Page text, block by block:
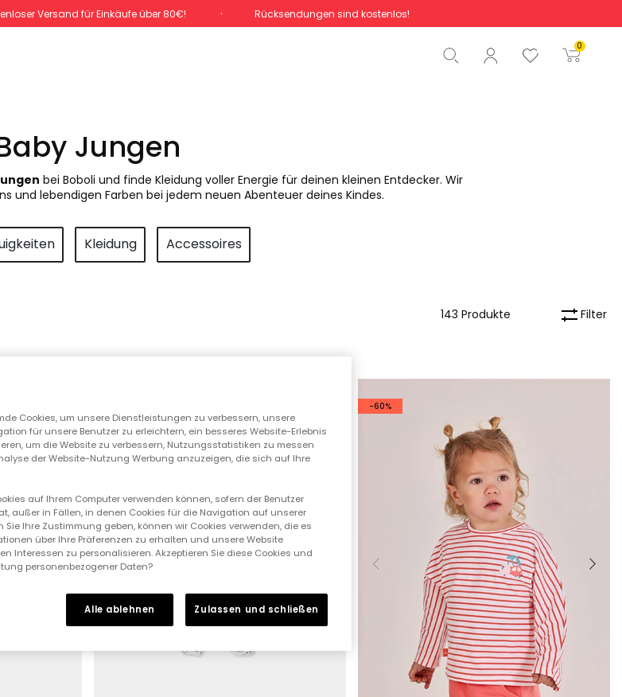
Versand für Einkäufe über 80€! Rücksendungen sind kostenlos!
0
Gesamtbetrag 0,00 €
Start der Bestellung
Jungen
bei Boboli und finde Kleidung voller Energie für deinen kleinen Entdecker. Wir
und lebendigen Farben bei jedem neuen Abenteuer deines Kindes.
Kleidung Accessoires
Filter
143 Produkte
-60%
Cookies, um unsere Dienstleistungen zu verbessern, unsere
für unsere Benutzer zu erleichtern, ein besseres Website-Erlebnis
um die Website zu verbessern, Nutzungsstatistiken zu messen
der Website-Nutzung Werbung anzuzeigen, die sich auf Ihre
auf Ihrem Computer verwenden können, sofern der Benutzer
außer in Fällen, in denen Cookies für die Navigation auf unserer
Sie Ihre Zustimmung geben, können wir Cookies verwenden, die es
über Ihre Präferenzen zu erhalten und unsere Website
Interessen zu personalisieren. Akzeptieren Sie diese Cookies und
personenbezogener Daten?
Alle ablehnen Zulassen und schließen